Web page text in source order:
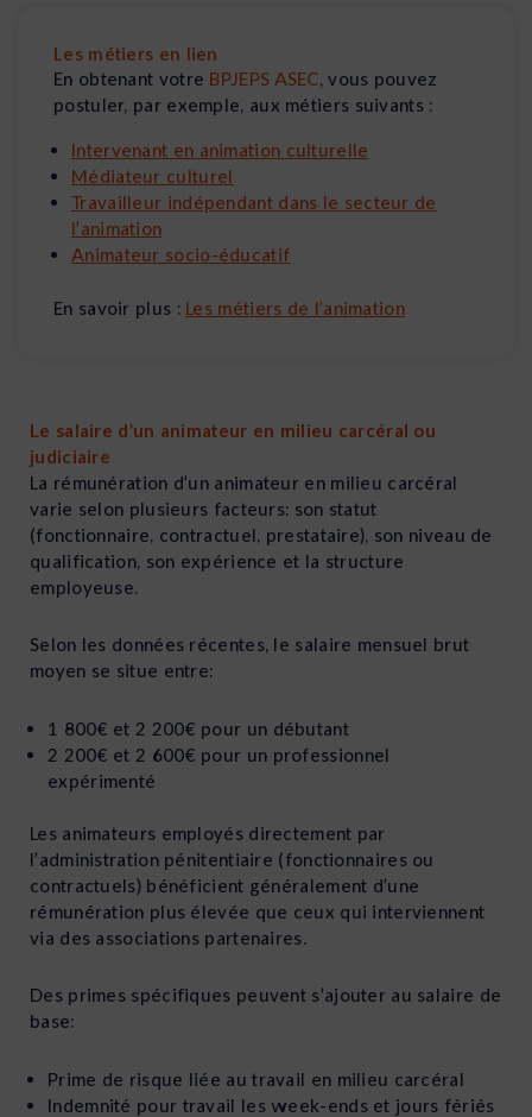
Les métiers en lien
En obtenant votre BPJEPS ASEC, vous pouvez
postuler, par exemple, aux métiers suivants :
Intervenant en animation culturelle
Médiateur culturel
Travailleur indépendant dans le secteur de
l’animation
Animateur socio-éducatif
En savoir plus : Les métiers de l’animation
Le salaire d’un animateur en milieu carcéral ou
judiciaire
La rémunération d’un animateur en milieu carcéral
varie selon plusieurs facteurs: son statut
(fonctionnaire, contractuel, prestataire), son niveau de
qualification, son expérience et la structure
employeuse.
Selon les données récentes, le salaire mensuel brut
moyen se situe entre:
1 800€ et 2 200€ pour un débutant
2 200€ et 2 600€ pour un professionnel
expérimenté
Les animateurs employés directement par
l’administration pénitentiaire (fonctionnaires ou
contractuels) bénéficient généralement d’une
rémunération plus élevée que ceux qui interviennent
via des associations partenaires.
Des primes spécifiques peuvent s’ajouter au salaire de
base:
Prime de risque liée au travail en milieu carcéral
Indemnité pour travail les week-ends et jours fériés